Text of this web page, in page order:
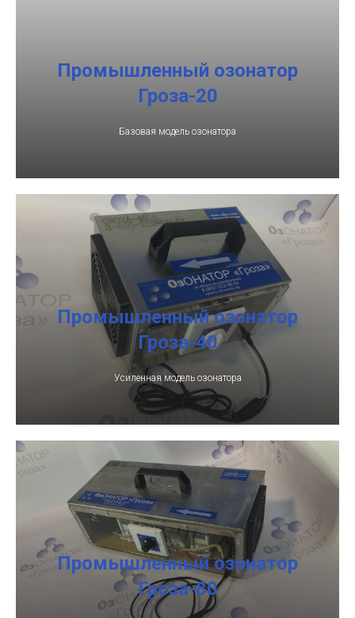
Промышленный озонатор
Гроза-20
Базовая модель озонатора
Промышленный озонатор
Гроза-40
Усиленная модель озонатора
Промышленный озонатор
Гроза-80